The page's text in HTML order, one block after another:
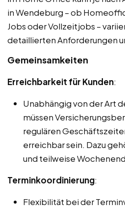
in Wendeburg – ob
Jobs oder Vollzeitjobs –
detaillierten Anforderungen
Gemeinsamkeiten
Erreichbarkeit für Kunden:
Unabhängig von der Art
müssen
regulären
erreichbar sein. Dazu
und teilweise
Terminkoordinierung:
Flexibilität bei der